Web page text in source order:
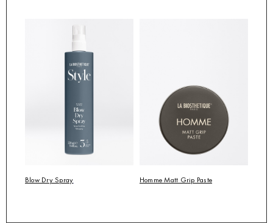
Blow Dry Spray Homme Matt Grip Paste